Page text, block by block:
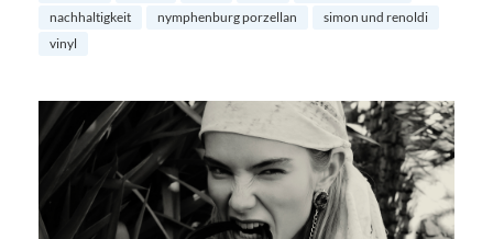
nachhaltigkeit
nymphenburg porzellan
simon und renoldi
vinyl